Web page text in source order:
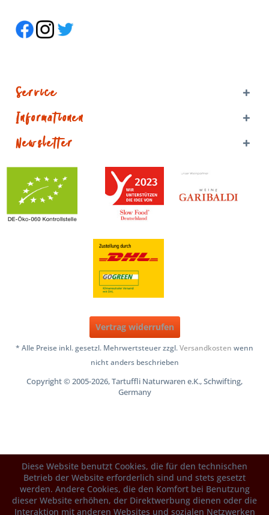
Service
Informationen
Newsletter
Vertrag widerrufen
* Alle Preise inkl. gesetzl. Mehrwertsteuer zzgl.Versandkosten wenn
nicht anders beschrieben
Copyright © 2005-2026, Tartuffli Naturwaren e.K., Schwifting,
Germany
Diese Website benutzt Cookies, die für den technischen
Betrieb der Website erforderlich sind und stets gesetzt
werden. Andere Cookies, die den Komfort bei Benutzung
dieser Website erhöhen, der Direktwerbung dienen oder die
Interaktion mit anderen Websites und sozialen Netzwerken